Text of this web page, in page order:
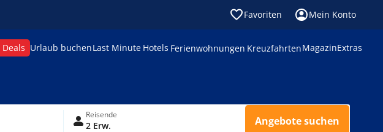
Favoriten Mein Konto
Deals Urlaub buchenLast Minute Hotels Ferienwohnungen KreuzfahrtenMagazinExtras
Reisende
2 Erw. Angebote suchen